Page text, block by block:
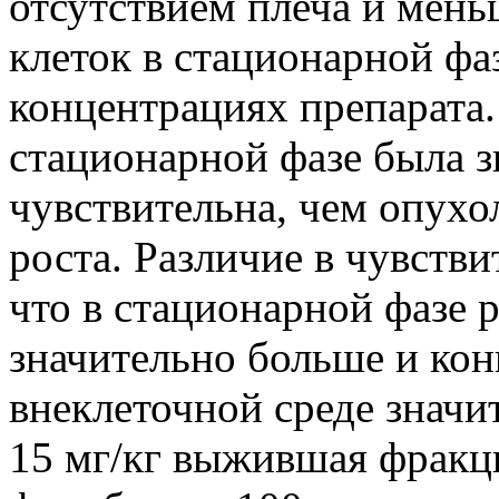
клеток в стационарной
концентрациях
стационарной фазе была
чувствительна, чем
роста. Различие в
что в стационарной фазе
значительно больше и
внеклеточной среде
15 мг/кг выжившая